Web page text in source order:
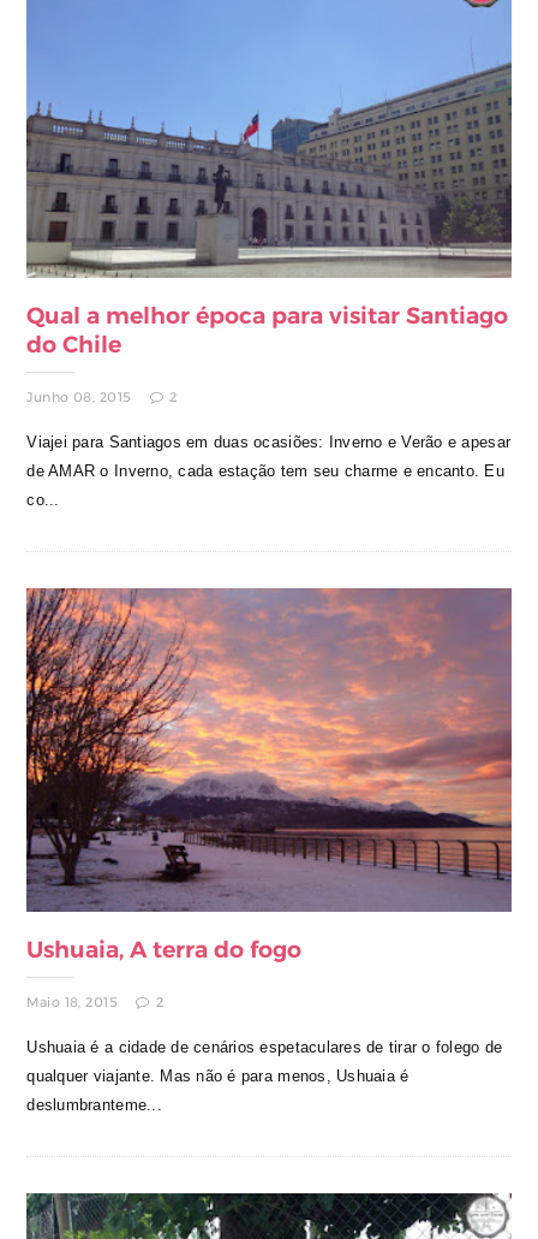
Qual a melhor época para visitar Santiago
do Chile
Junho 08, 2015 2
Viajei para Santiagos em duas ocasiões: Inverno e Verão e apesar
de AMAR o Inverno, cada estação tem seu charme e encanto. Eu
co...
Ushuaia, A terra do fogo
Maio 18, 2015 2
Ushuaia é a cidade de cenários espetaculares de tirar o folego de
qualquer viajante. Mas não é para menos, Ushuaia é
deslumbranteme...